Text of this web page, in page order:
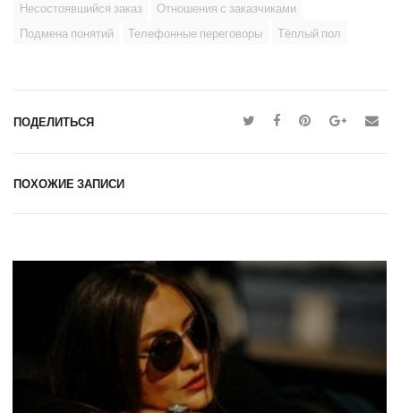
Несостоявшийся заказ
Отношения с заказчиками
Подмена понятий
Телефонные переговоры Тёплый пол
ПОДЕЛИТЬСЯ
ПОХОЖИЕ ЗАПИСИ